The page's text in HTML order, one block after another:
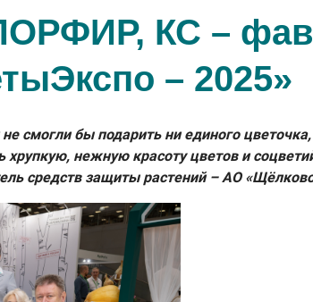
КС –
– 2025»
смогли бы подарить ни единого
хрупкую, нежную красоту цветов и
средств защиты растений – АО